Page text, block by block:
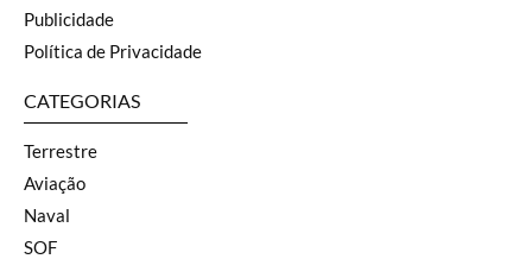
Publicidade
Política de Privacidade
CATEGORIAS
Terrestre
Aviação
Naval
SOF